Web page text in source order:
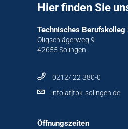
Hier finden Sie
Technisches Berufskolleg
Oligschlägerweg 9
42655 Solingen
0212/ 22 380-0
info[at]tbk-solingen.de
Öffnungszeiten